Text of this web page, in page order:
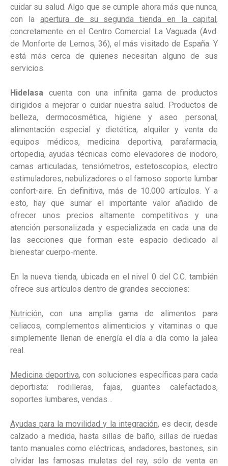
cuidar su salud. Algo que se cumple ahora más que nunca,
con la apertura de su segunda tienda en la capital,
concretamente en el Centro Comercial La Vaguada (Avd.
de Monforte de Lemos, 36), el más visitado de España. Y
está más cerca de quienes necesitan alguno de sus
servicios.
Hidelasa cuenta con una infinita gama de productos
dirigidos a mejorar o cuidar nuestra salud. Productos de
belleza, dermocosmética, higiene y aseo personal,
alimentación especial y dietética, alquiler y venta de
equipos médicos, medicina deportiva, parafarmacia,
ortopedia, ayudas técnicas como elevadores de inodoro,
camas articuladas, tensiómetros, estetoscopios, electro
estimuladores, nebulizadores o el famoso soporte lumbar
confort-aire. En definitiva, más de 10.000 artículos. Y a
esto, hay que sumar el importante valor añadido de
ofrecer unos precios altamente competitivos y una
atención personalizada y especializada en cada una de
las secciones que forman este espacio dedicado al
bienestar cuerpo-mente.
En la nueva tienda, ubicada en el nivel 0 del C.C. también
ofrece sus artículos dentro de grandes secciones:
Nutrición, con una amplia gama de alimentos para
celiacos, complementos alimenticios y vitaminas o que
simplemente llenan de energía el día a día como la jalea
real.
Medicina deportiva, con soluciones específicas para cada
deportista: rodilleras, fajas, guantes calefactados,
soportes lumbares, vendas…
Ayudas para la movilidad y la integración, es decir, desde
calzado a medida, hasta sillas de baño, sillas de ruedas
tanto manuales como eléctricas, andadores, bastones, sin
olvidar las famosas muletas del rey, sólo de venta en